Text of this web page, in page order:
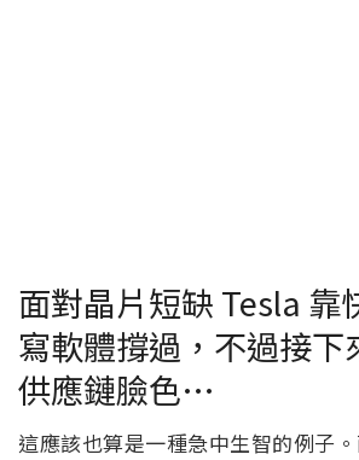
面對晶片短缺 Tesla 靠
寫軟體撐過，不過接下
供應鏈臉色…
這應該也算是一種急中生智的例子